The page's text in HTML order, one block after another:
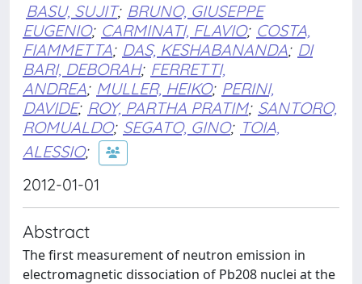
BASU, SUJIT; BRUNO, GIUSEPPE
EUGENIO; CARMINATI, FLAVIO; COSTA,
FIAMMETTA; DAS, KESHABANANDA; DI
BARI, DEBORAH; FERRETTI,
ANDREA; MULLER, HEIKO; PERINI,
DAVIDE; ROY, PARTHA PRATIM; SANTORO,
ROMUALDO; SEGATO, GINO; TOIA,
ALESSIO;
2012-01-01
Abstract
The first measurement of neutron emission in
electromagnetic dissociation of Pb208 nuclei at the